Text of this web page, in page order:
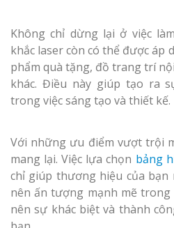
Không chỉ dừng lại ở việc
khắc laser còn có thể được áp
phẩm quà tặng, đồ trang trí
khác. Điều này giúp tạo ra
trong việc sáng tạo và thiết kế.
Với những ưu điểm vượt trội
mang lại. Việc lựa chọn bảng
chỉ giúp thương hiệu của bạn
nên ấn tượng mạnh mẽ
nên sự khác biệt và thành